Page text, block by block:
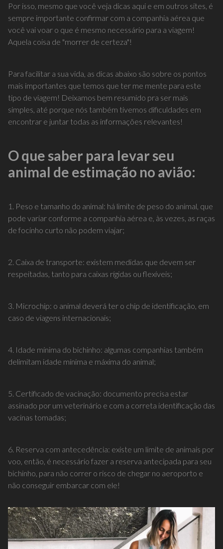
Por isso, mesmo que você veja dicas aqui e em outros sites, é
sempre importante confirmar com a companhia aérea que
você vai voar o que é mesmo necessário para a viagem!
Aquela coisa de "morrer de certeza"!
Para facilitar a sua vida, as dicas abaixo são sobre os pontos
mais importantes que temos que ter me mente para este
tipo de viagem! Deixamos bem resumido pra ser mais
simples, até porque nós também tivemos dificuldades em
encontrar e juntar todas as informações relevantes!
O que saber para levar seu
animal de estimação no avião:
1. Peso e tamanho do animal: há limite de peso do animal, que
pode variar conforme a companhia aérea e, às vezes, as raças
de focinho curto não podem viajar;
2. Caixa de transporte: existem medidas que devem ser
respeitadas, tanto para caixas rígidas ou flexíveis;
3. Microchip: o animal deverá ter o chip de identificação, em
caso de viagens internacionais;
4. Idade mínima do bichinho: algumas companhias também
delimitam idade mínima e máxima do animal;
5. Certificado de vacinação: documento precisa estar
assinado por um veterinário e com a correta identificação das
vacinas tomadas;
6. Reserva com antecedência: existe um limite de animais por
voo, então, é necessário fazer a reserva antecipada para seu
bichinho, para não correr o risco de chegar no aeroporto e
não conseguir embarcar com ele!